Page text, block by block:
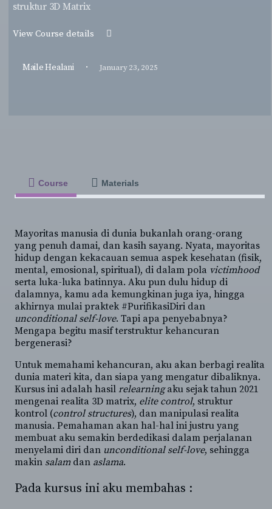
struktur 3D Matrix
View Course details
Maile Healani · January 23, 2025
Course Materials
Mayoritas manusia di dunia bukanlah orang-orang
yang penuh damai, dan kasih sayang. Nyata, mayoritas
hidup dengan kekacauan semua aspek kesehatan (fisik,
mental, emosional, spiritual), di dalam pola victimhood
serta luka-luka batinnya. Aku pun dulu hidup di
dalamnya, kamu ada kemungkinan juga iya, hingga
akhirnya mulai praktek #PurifikasiDiri dan
unconditional self-love. Tapi apa penyebabnya?
Mengapa begitu masif terstruktur kehancuran
bergenerasi?
Untuk memahami kehancuran, aku akan berbagi realita
dunia materi kita, dan siapa yang mengatur dibaliknya.
Kursus ini adalah hasilrelearningaku sejak tahun 2021
mengenai realita 3D matrix, elite control, struktur
kontrol (control structures), dan manipulasi realita
manusia. Pemahaman akan hal-hal ini justru yang
membuat aku semakin berdedikasi dalam perjalanan
menyelami diri dan unconditional self-love, sehingga
makin salam dan aslama.
Pada kursus ini aku membahas :